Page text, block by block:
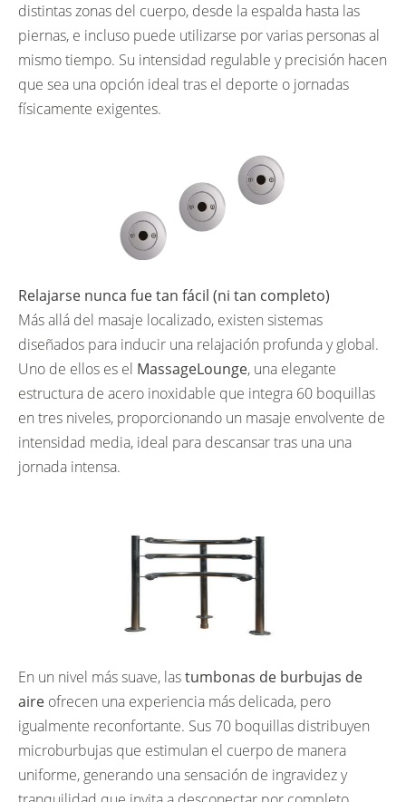
distintas zonas del cuerpo, desde la espalda hasta las
piernas, e incluso puede utilizarse por varias personas al
mismo tiempo. Su intensidad regulable y precisión hacen
que sea una opción ideal tras el deporte o jornadas
físicamente exigentes.
Relajarse nunca fue tan fácil (ni tan completo)
Más allá del masaje localizado, existen sistemas
diseñados para inducir una relajación profunda y global.
Uno de ellos es el MassageLounge, una elegante
estructura de acero inoxidable que integra 60 boquillas
en tres niveles, proporcionando un masaje envolvente de
intensidad media, ideal para descansar tras una una
jornada intensa.
En un nivel más suave, lastumbonas de burbujas de
aire ofrecen una experiencia más delicada, pero
igualmente reconfortante. Sus 70 boquillas distribuyen
microburbujas que estimulan el cuerpo de manera
uniforme, generando una sensación de ingravidez y